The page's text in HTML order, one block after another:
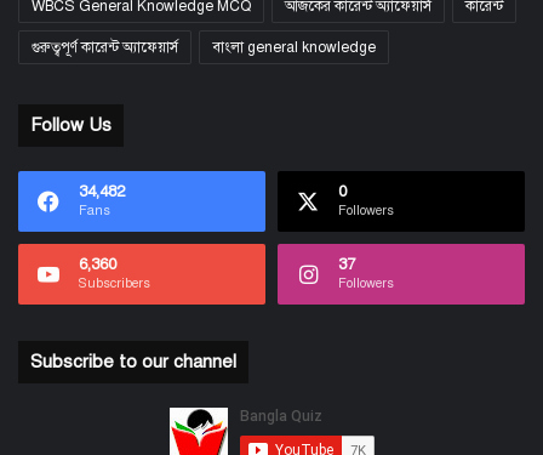
WBCS General Knowledge MCQ আজকের কারেন্ট অ্যাফেয়ার্স কারেন্ট
গুরুত্বপূর্ণ কারেন্ট অ্যাফেয়ার্স বাংলা general knowledge
Follow Us
34,482
Fans
0
Followers
6,360
Subscribers
37
Followers
Subscribe to our channel